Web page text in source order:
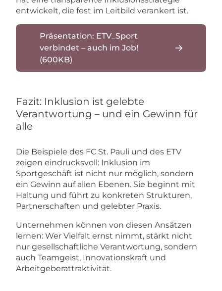
entwickelt, die fest im Leitbild verankert ist.
Präsentation: ETV_Sport
verbindet – auch im Job!
(600KB)
Fazit: Inklusion ist gelebte
Verantwortung – und ein Gewinn für
alle
Die Beispiele des FC St. Pauli und des ETV
zeigen eindrucksvoll: Inklusion im
Sportgeschäft ist nicht nur möglich, sondern
ein Gewinn auf allen Ebenen. Sie beginnt mit
Haltung und führt zu konkreten Strukturen,
Partnerschaften und gelebter Praxis.
Unternehmen können von diesen Ansätzen
lernen: Wer Vielfalt ernst nimmt, stärkt nicht
nur gesellschaftliche Verantwortung, sondern
auch Teamgeist, Innovationskraft und
Arbeitgeberattraktivität.